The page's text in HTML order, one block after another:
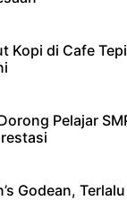
Kopi di Cafe
Pelajar
Godean,